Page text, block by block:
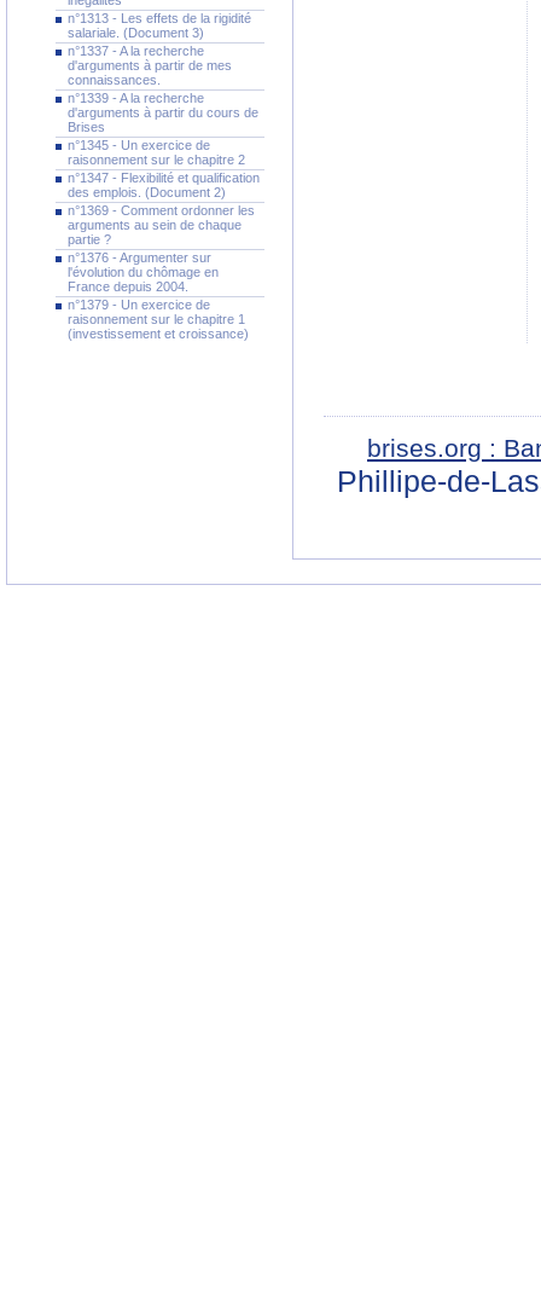
n°1313 - Les effets de la rigidité
salariale. (Document 3)
n°1337 - A la recherche
d'arguments à partir de mes
connaissances.
n°1339 - A la recherche
d'arguments à partir du cours de
Brises
n°1345 - Un exercice de
raisonnement sur le chapitre 2
n°1347 - Flexibilité et qualification
des emplois. (Document 2)
n°1369 - Comment ordonner les
arguments au sein de chaque
partie ?
n°1376 - Argumenter sur
l'évolution du chômage en
France depuis 2004.
n°1379 - Un exercice de
raisonnement sur le chapitre 1
(investissement et croissance)
brises.org :
Phillipe-de-